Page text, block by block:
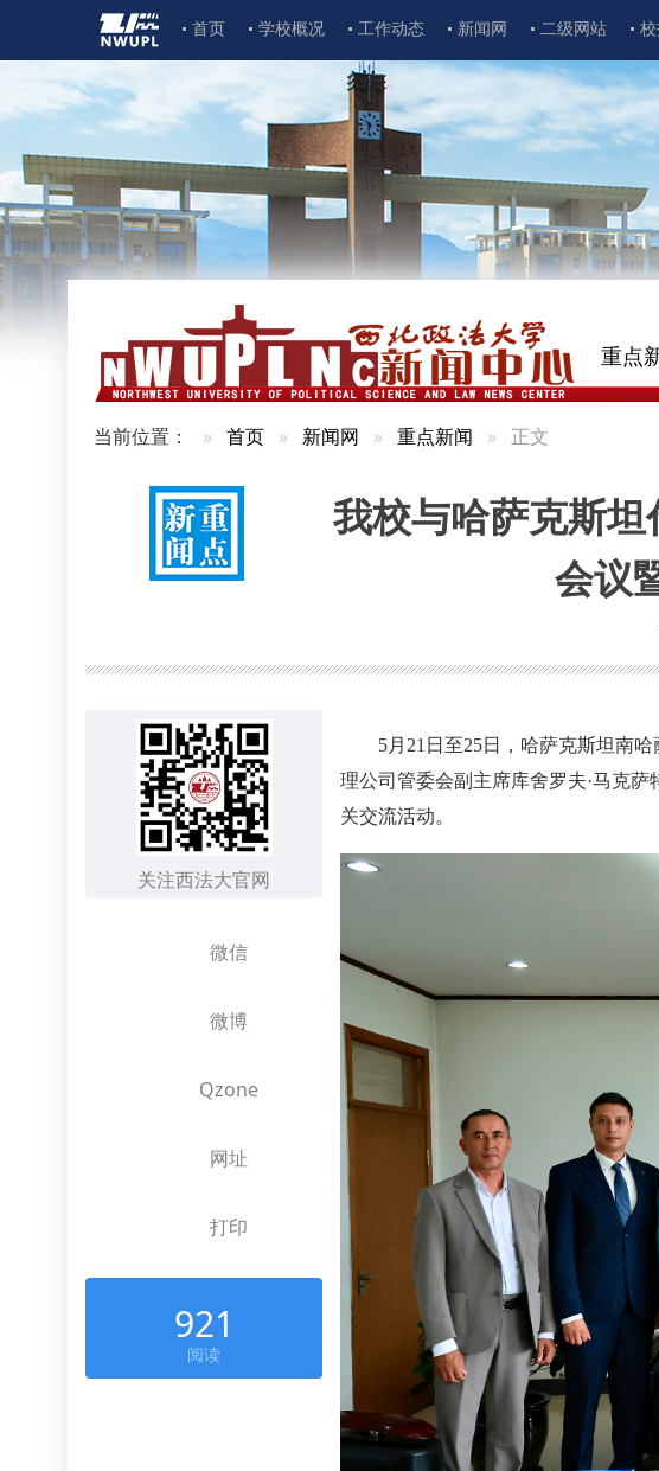
首页 学校概况 工作动态 新闻网 二级网站
重点
当前位置： 首页 新闻网 重点新闻 正文
我校与哈萨克斯
会议
关注西法大官网
微信
微博
Qzone
网址
打印
921
阅读
5月21日至25日，哈萨克斯坦南
理公司管委会副主席库舍罗夫·马克
关交流活动。